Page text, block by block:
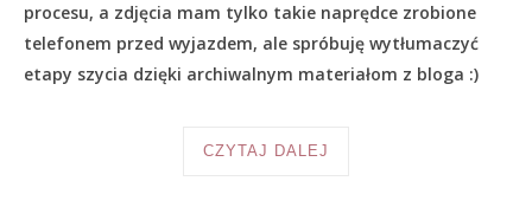
procesu, a zdjęcia mam tylko takie naprędce zrobione
telefonem przed wyjazdem, ale spróbuję wytłumaczyć
etapy szycia dzięki archiwalnym materiałom z bloga :)
CZYTAJ DALEJ